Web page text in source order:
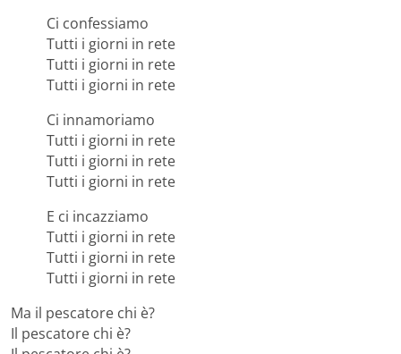
Ci confessiamo
Tutti i giorni in rete
Tutti i giorni in rete
Tutti i giorni in rete
Ci innamoriamo
Tutti i giorni in rete
Tutti i giorni in rete
Tutti i giorni in rete
E ci incazziamo
Tutti i giorni in rete
Tutti i giorni in rete
Tutti i giorni in rete
Ma il pescatore chi è?
Il pescatore chi è?